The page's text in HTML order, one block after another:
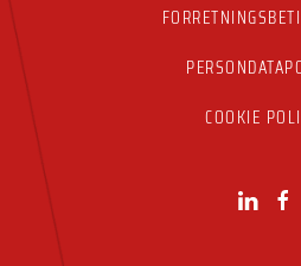
COOKIE